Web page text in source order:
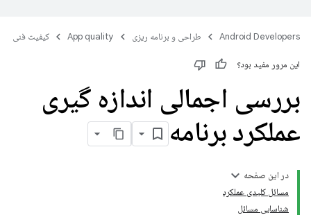
Android Developers طراحی و برنامه ریزی App quality کیفیت فنی
این مرور مفید بود؟
بررسی اجمالی اندازه گیری
عملکرد برنامه
در این صفحه
مسائل کلیدی عملکرد
شناسایی مسائل